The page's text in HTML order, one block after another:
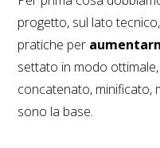
progetto, sul lato
pratiche per
settato in modo
concatenato, minificato,
sono la base.